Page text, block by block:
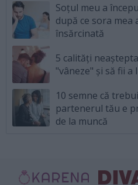
Soțul meu a
după ce sora mea
însărcinată
5 calități
"vâneze" și să fii a
10 semne că
partenerul tău e
de la muncă